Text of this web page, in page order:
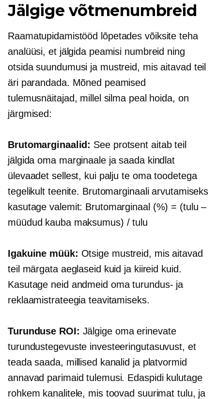
Jälgige võtmenumbreid
Raamatupidamistööd lõpetades võiksite teha
analüüsi, et jälgida peamisi numbreid ning
otsida suundumusi ja mustreid, mis aitavad teil
äri parandada. Mõned peamised
tulemusnäitajad, millel silma peal hoida, on
järgmised:
Brutomarginaalid: See protsent aitab teil
jälgida oma marginaale ja saada kindlat
ülevaadet sellest, kui palju te oma toodetega
tegelikult teenite. Brutomarginaali arvutamiseks
kasutage valemit: Brutomarginaal (%) = (tulu –
müüdud kauba maksumus) / tulu
Igakuine müük: Otsige mustreid, mis aitavad
teil märgata aeglaseid kuid ja kiireid kuid.
Kasutage neid andmeid oma turundus- ja
reklaamistrateegia teavitamiseks.
Turunduse ROI: Jälgige oma erinevate
turundustegevuste investeeringutasuvust, et
teada saada, millised kanalid ja platvormid
annavad parimaid tulemusi. Edaspidi kulutage
rohkem kanalitele, mis toovad suurimat tulu, ja